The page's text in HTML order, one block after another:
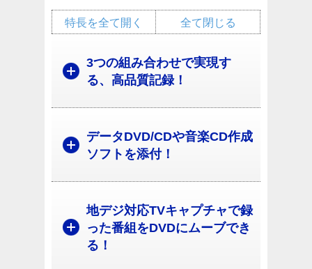
全て閉じる
特長を全て開く
3つの組み合わせで実現す
る、高品質記録！
データDVD/CDや音楽CD作成
ソフトを添付！
地デジ対応TVキャプチャで録
った番組をDVDにムーブでき
る！